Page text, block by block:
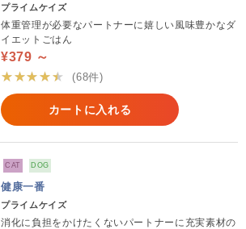
プライムケイズ
体重管理が必要なパートナーに嬉しい風味豊かなダ
イエットごはん
¥379 ～
★★★★★
(68件)
カートに入れる
CAT DOG
健康一番
プライムケイズ
消化に負担をかけたくないパートナーに充実素材の